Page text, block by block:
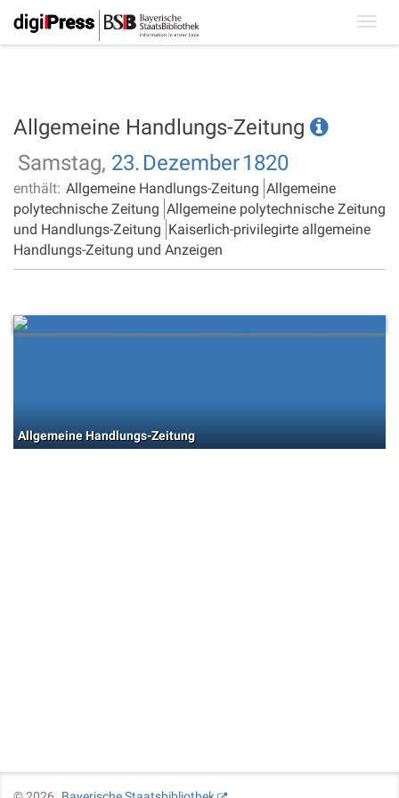
Allgemeine Handlungs-Zeitung
Samstag, 23. Dezember1820
enthält: Allgemeine Handlungs-Zeitung Allgemeine
polytechnische Zeitung Allgemeine polytechnische Zeitung
und Handlungs-Zeitung Kaiserlich-privilegirte allgemeine
Handlungs-Zeitung und Anzeigen
Allgemeine Handlungs-Zeitung